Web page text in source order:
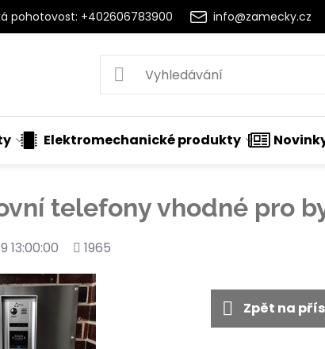
pohotovost: +402606783900 info@zamecky.cz
Elektromechanické produkty
telefony vhodné pro
13:00:00
Počet
1965
Zpět na